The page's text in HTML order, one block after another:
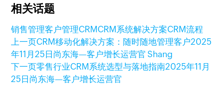
相关话题
销售管理客户管理CRM CRM系统解决方案CRM流程
上一页CRM移动化解决方案：随时随地管理客户2025
年11月25日 尚东海—客户增长运营官 Shang
下一页零售行业CRM系统选型与落地指南2025年11月
25日 尚东海—客户增长运营官